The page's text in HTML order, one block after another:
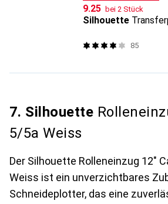
CHF
9.25 bei 2 Stück
Silhouette
85
7. Silhouette
5/5a Weiss
Der Silhouette Rolleneinzug 12"
Weiss ist ein unverzichtbares
Schneideplotter, das eine